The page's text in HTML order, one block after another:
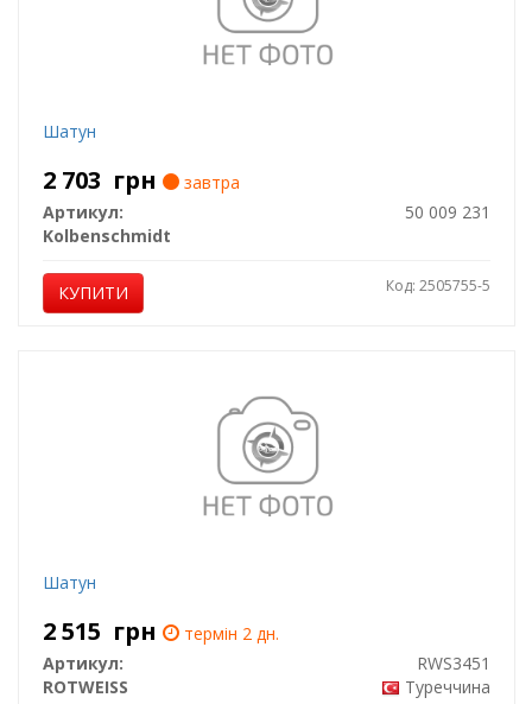
Шатун
2 703 грн
завтра
Артикул:
50 009 231
Kolbenschmidt
КУПИТИ Код: 2505755-5
Шатун
2 515 грн
термін 2 дн.
Артикул:
RWS3451
ROTWEISS
Туреччина